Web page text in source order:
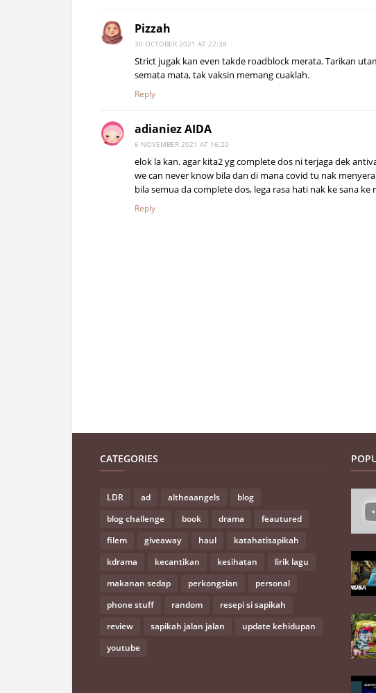
Pizzah
30 OCTOBER 2021 AT 22:38
Strict jugak kan even takde roadblock merata. Tarikan
semata mata, tak vaksin memang cuaklah.
Reply
adianiez AIDA
6 NOVEMBER 2021 AT 16:20
elok la kan. agar kita2 yg complete dos ni terjaga dek
we can never know bila dan di mana covid tu nak
bila semua da complete dos, lega rasa hati nak ke sana ke
Reply
CATEGORIES
LDR ad altheaangels
blog
blog challenge
book drama
feautured
filem
giveaway haul
katahatisapikah
kdrama
kecantikan kesihatan
lirik lagu
makanan sedap
perkongsian
personal
phone stuff
random
resepi si sapikah
review
sapikah jalan jalan
update kehidupan
youtube